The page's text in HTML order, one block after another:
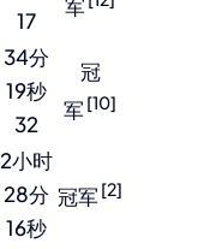
17
军
34分
19秒
32
冠
军 [10]
2小时
28分
16秒
冠军 [2]